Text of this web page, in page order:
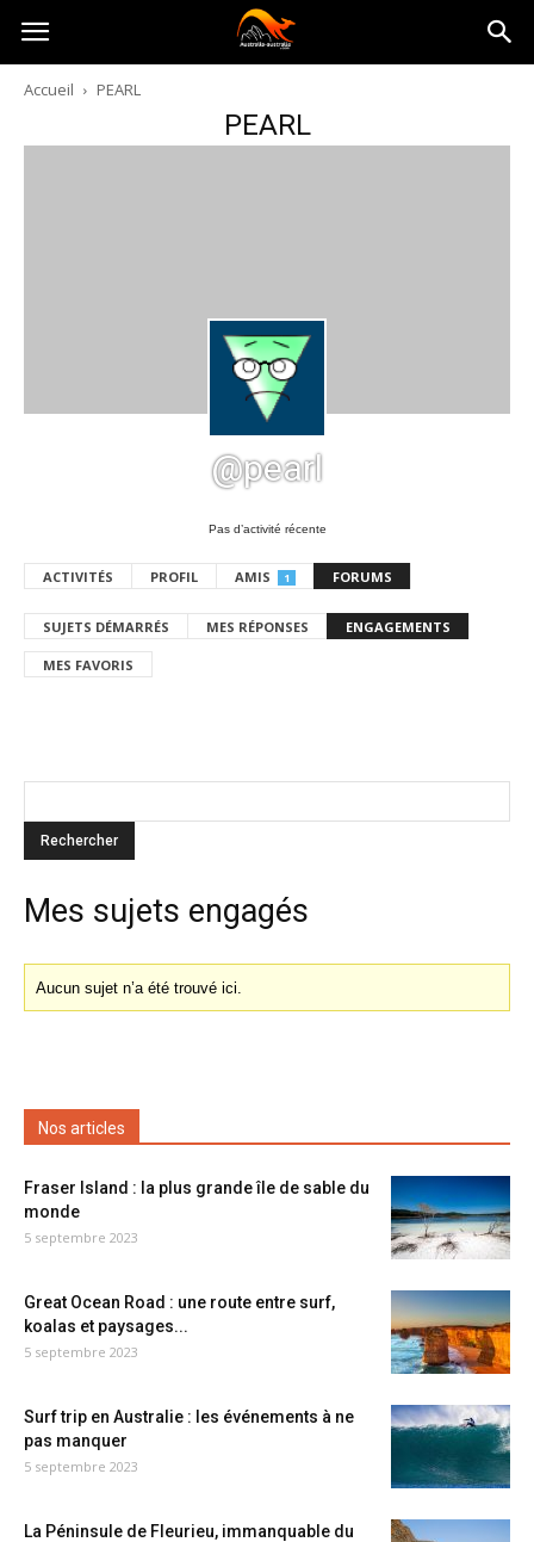
Australia-
australie.com
Accueil PEARL
PEARL
@pearl
Pas d’activité récente
ACTIVITÉS PROFIL AMIS 1 FORUMS
SUJETS DÉMARRÉS MES RÉPONSES ENGAGEMENTS
MES FAVORIS
Mes sujets engagés
Aucun sujet n’a été trouvé ici.
Nos articles
Fraser Island : la plus grande île de sable du
monde
5 septembre 2023
Great Ocean Road : une route entre surf,
koalas et paysages...
5 septembre 2023
Surf trip en Australie : les événements à ne
pas manquer
5 septembre 2023
La Péninsule de Fleurieu, immanquable du